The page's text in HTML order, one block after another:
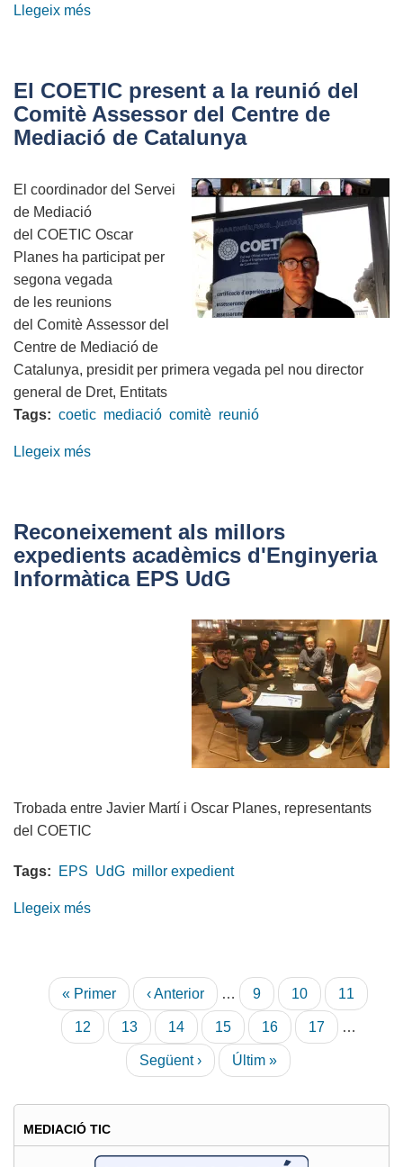
Llegeix més
fa
gran:
18
compartint
metodologia
experiència
El COETIC present a la reunió del
Comitè Assessor del Centre de
Mediació de Catalunya
El coordinador del Servei
de Mediació
del COETIC Oscar
Planes ha participat per
segona vegada
de les reunions
del Comitè Assessor del
Centre de Mediació de
Catalunya, presidit per primera vegada pel nou director
general de Dret, Entitats
Tags: coetic mediació comitè reunió
Llegeix més
a
la
reunió
Reconeixement als millors
expedients acadèmics d'Enginyeria
Informàtica EPS UdG
Trobada entre Javier Martí i Oscar Planes, representants
del COETIC
Tags: EPS UdG millor expedient
Llegeix més
millors
expedients
acadèmics
d'Enginyeria
Informàtica
PaginacióPrimera
pàgina
« Primer
Pàgina
anterior
‹ Anterior … Pàgina
9 Pàgina
10 Pàgina
11
Pàgina
12
Pàgina
actual
13 Pàgina
14 Pàgina
15 Pàgina
16 Pàgina
17 …
Pàgina
Següent ›
Última
Últim »
MEDIACIÓ TIC